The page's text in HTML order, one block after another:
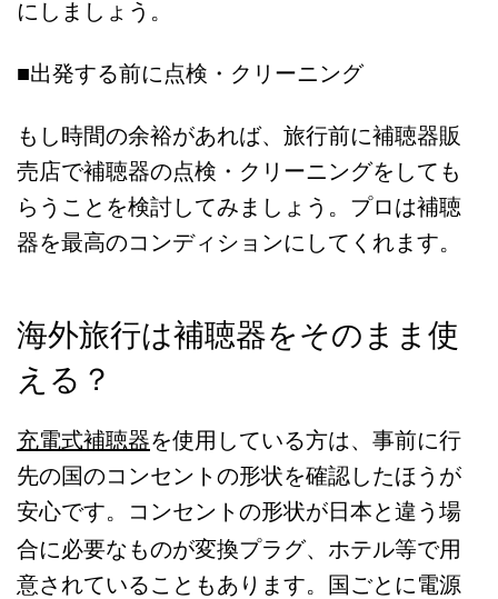
にしましょう。
■出発する前に点検・クリーニング
もし時間の余裕があれば、旅行前に補聴器販
売店で補聴器の点検・クリーニングをしても
らうことを検討してみましょう。プロは補聴
器を最高のコンディションにしてくれます。
海外旅行は補聴器をそのまま使
える？
充電式補聴器を使用している方は、事前に行
先の国のコンセントの形状を確認したほうが
安心です。コンセントの形状が日本と違う場
合に必要なものが変換プラグ、ホテル等で用
意されていることもあります。国ごとに電源